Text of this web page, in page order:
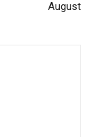
August